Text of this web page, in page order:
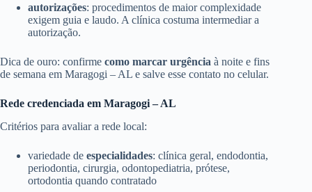
autorizações: procedimentos de maior complexidade
exigem guia e laudo. A clínica costuma intermediar a
autorização.
Dica de ouro: confirme como marcar urgência à noite e fins
de semana em Maragogi – AL e salve esse contato no celular.
Rede credenciada em Maragogi – AL
Critérios para avaliar a rede local:
variedade de especialidades: clínica geral, endodontia,
periodontia, cirurgia, odontopediatria, prótese,
ortodontia quando contratado